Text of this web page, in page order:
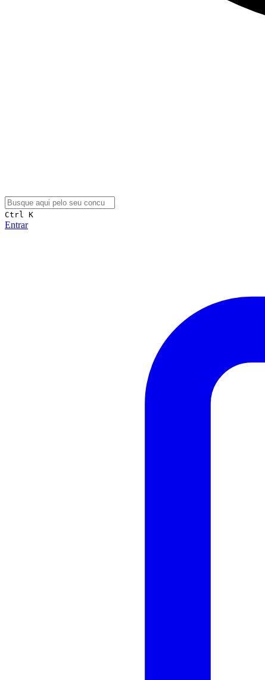
Ctrl K
Entrar